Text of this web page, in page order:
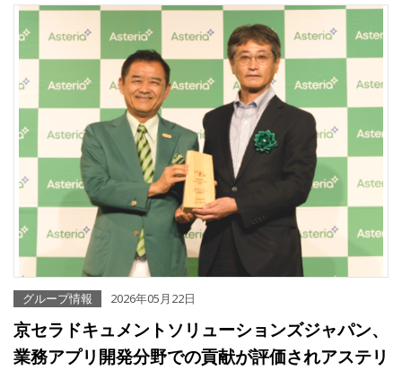
グループ情報 2026年05月22日
京セラドキュメントソリューションズジャパン、
業務アプリ開発分野での貢献が評価されアステリ